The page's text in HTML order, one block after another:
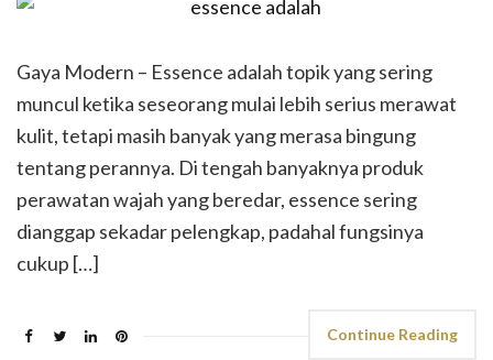
Gaya Modern – Essence adalah topik yang sering
muncul ketika seseorang mulai lebih serius merawat
kulit, tetapi masih banyak yang merasa bingung
tentang perannya. Di tengah banyaknya produk
perawatan wajah yang beredar, essence sering
dianggap sekadar pelengkap, padahal fungsinya
cukup […]
Continue Reading